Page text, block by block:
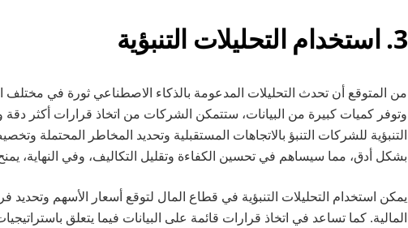
3. استخدام التحليلات التنبؤية
من المتوقع أن تحدث التحليلات المدعومة بالذكاء الاصطناعي ثورة في مختلف
وتوفر كميات كبيرة من البيانات، ستتمكن الشركات من اتخاذ قرارات أكثر دقة
التنبؤية للشركات التنبؤ بالاتجاهات المستقبلية وتحديد المخاطر المحتملة
بشكل أدق، مما سيساهم في تحسين الكفاءة وتقليل التكاليف، وفي النهاية،
يمكن استخدام التحليلات التنبؤية في قطاع المال لتوقع أسعار الأسهم وتحديد
المالية. كما تساعد في اتخاذ قرارات قائمة على البيانات فيما يتعلق